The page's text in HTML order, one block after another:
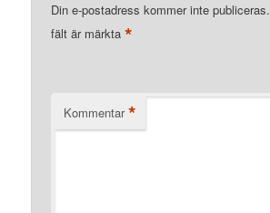
Din e-postadress kommer inte publiceras.
fält är märkta*
Kommentar *